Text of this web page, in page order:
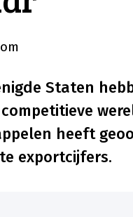
Staten
heeft
exportcijfers.